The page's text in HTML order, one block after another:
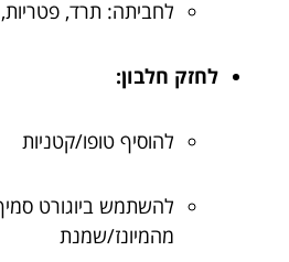
לחביתה: תרד,
לחזק חלבון:
להוסיף טופו/קטניות
להשתמש ביוגורט
מהמיונז/שמנת